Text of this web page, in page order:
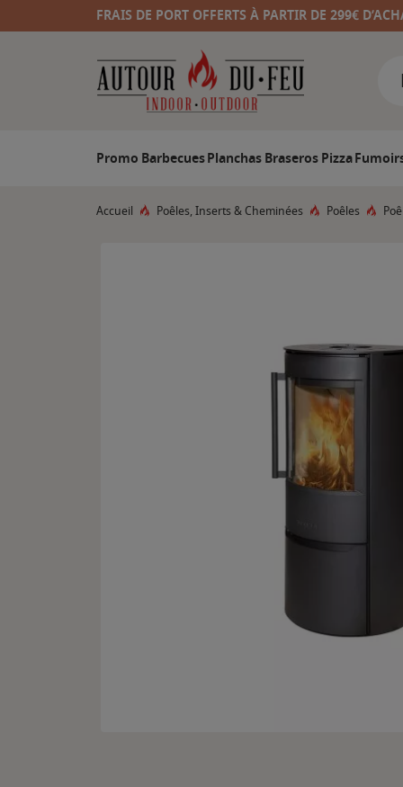
FRAIS DE PORT OFFERTS À PARTIR DE 299€
Promo BarbecuesPlanchasBraserosPizza
Accueil Poêles, Inserts & Cheminées Poêles